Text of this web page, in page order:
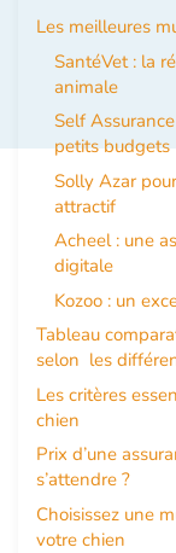
Les meilleures
SantéVet : la
animale
Self
petits budgets
Solly Azar
attractif
Acheel : une
digitale
Kozoo : un
Tableau
selon les
Les critères
chien
Prix d’une
s’attendre ?
Choisissez une
votre chien